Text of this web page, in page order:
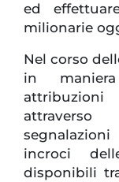
ed
milionarie
Nel corso
in
incroci
disponibili